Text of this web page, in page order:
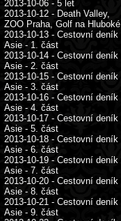
2013-10-06 - 5 let
2013-10-12 - Death Valley,
ZOO Praha, Golf na Hluboké
2013-10-13 - Cestovní deník
Asie - 1. část
2013-10-14 - Cestovní deník
Asie - 2. část
2013-10-15 - Cestovní deník
Asie - 3. část
2013-10-16 - Cestovní deník
Asie - 4. část
2013-10-17 - Cestovní deník
Asie - 5. část
2013-10-18 - Cestovní deník
Asie - 6. část
2013-10-19 - Cestovní deník
Asie - 7. část
2013-10-20 - Cestovní deník
Asie - 8. část
2013-10-21 - Cestovní deník
Asie - 9. část